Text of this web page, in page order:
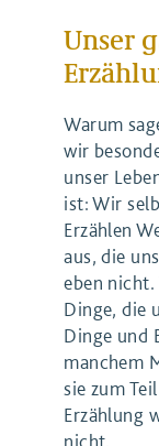
Unser
Warum
wir
unser
ist: Wir
Erzählen
aus, die
eben
Dinge, die
Dinge und
manchem
sie zum
Erzählung
nicht.